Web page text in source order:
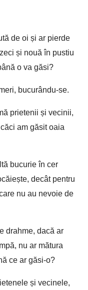
de oi și ar pierde
și nouă în pustiu
o va găsi?
bucurându-se.
prietenii și vecinii,
am găsit oaia
bucurie în cer
decât pentru
nu au nevoie de
drahme, dacă ar
nu ar mătura
ce ar găsi-o?
și vecinele,